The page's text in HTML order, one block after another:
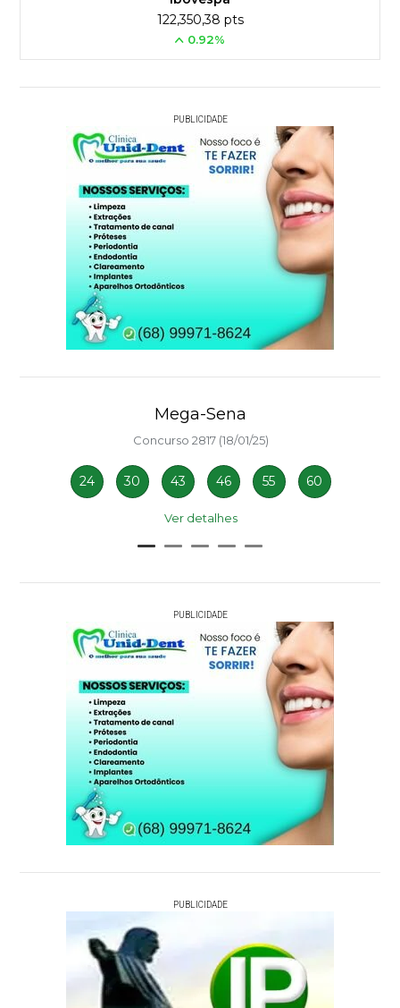
122,350,38 pts
0.92%
PUBLICIDADE
Mega-Sena
Concurso 2817 (18/01/25)
24 30 43 46 55 60
Ver detalhes
PUBLICIDADE
PUBLICIDADE